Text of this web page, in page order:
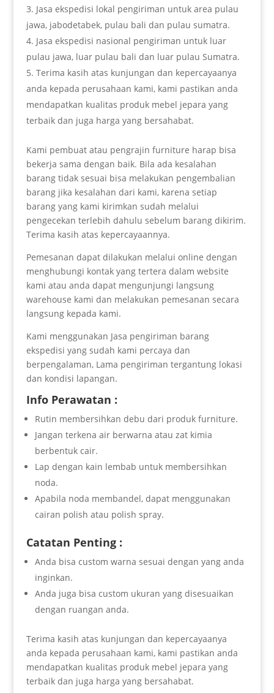
Jasa ekspedisi lokal pengiriman untuk area pulau
jawa, jabodetabek, pulau bali dan pulau sumatra.
Jasa ekspedisi nasional pengiriman untuk luar
pulau jawa, luar pulau bali dan luar pulau Sumatra.
Terima kasih atas kunjungan dan kepercayaanya
anda kepada perusahaan kami, kami pastikan anda
mendapatkan kualitas produk mebel jepara yang
terbaik dan juga harga yang bersahabat.
Kami pembuat atau pengrajin furniture harap bisa
bekerja sama dengan baik. Bila ada kesalahan
barang tidak sesuai bisa melakukan pengembalian
barang jika kesalahan dari kami, karena setiap
barang yang kami kirimkan sudah melalui
pengecekan terlebih dahulu sebelum barang dikirim.
Terima kasih atas kepercayaannya.
Pemesanan dapat dilakukan melalui online dengan
menghubungi kontak yang tertera dalam website
kami atau anda dapat mengunjungi langsung
warehouse kami dan melakukan pemesanan secara
langsung kepada kami.
Kami menggunakan Jasa pengiriman barang
ekspedisi yang sudah kami percaya dan
berpengalaman, Lama pengiriman tergantung lokasi
dan kondisi lapangan.
Info Perawatan :
Rutin membersihkan debu dari produk furniture.
Jangan terkena air berwarna atau zat kimia
berbentuk cair.
Lap dengan kain lembab untuk membersihkan
noda.
Apabila noda membandel, dapat menggunakan
cairan polish atau polish spray.
Catatan Penting :
Anda bisa custom warna sesuai dengan yang anda
inginkan.
Anda juga bisa custom ukuran yang disesuaikan
dengan ruangan anda.
Terima kasih atas kunjungan dan kepercayaanya
anda kepada perusahaan kami, kami pastikan anda
mendapatkan kualitas produk mebel jepara yang
terbaik dan juga harga yang bersahabat.